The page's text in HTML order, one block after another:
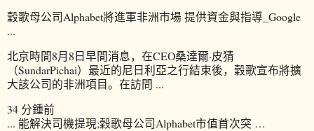
穀歌母公司Alphabet將進軍非洲市場 提供資金與指導_Google
...
北京時間8月8日早間消息，在CEO桑達爾·皮猜
（SundarPichai）最近的尼日利亞之行結束後，穀歌宣布將擴
大該公司的非洲項目。在訪問 ...
34 分鍾前
... 能解決司機提現;穀歌母公司Alphabet市值首次突 …